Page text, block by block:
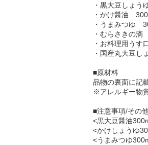
・黒大豆しょ
・かけ醤油
・うまみつゆ
・むらさきの
・お料理用う
・国産丸大豆
■原材料
品物の裏面に記
※アレルギー物
■注意事項/その
<黒大豆醤油
<かけしょうゆ
<うまみつゆ